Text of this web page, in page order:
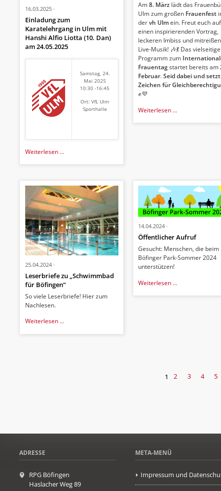
16.03.2025
Einladung zum
Karatelehrgang in Ulm mit
Hanshi Alfio Liotta (10. Dan)
am 24.05.2025
Samstag, 24.
Mai 2025
10:30 -16:45
Ort: VfL Ulm
Sporthalle
Weiterlesen …Einladung
Ulm
mit
Hanshi
Alfio
Liotta
(10.
Dan)
am
24.05.2025
Am8. März lädt das
Ulm zum großen Frauenfest
dervh Ulmein. Freut euch auf
einen inspirierenden Vortrag,
leckeren Imbiss und
Live-Musik! 🎶💃 Das vielseitige
Programm zum
Frauentagstartet bereits am
Februar.Seid dabei und
Zeichen für
✊💜
Weiterlesen …Internationaler
Frauenfest
25.04.2024
Leserbriefe zu „Schwimmbad
für Böfingen“
So viele Leserbriefe! Hier zum
Nachlesen.
Weiterlesen …Leserbriefe
14.04.2024
Öffentlicher Aufruf
Gesucht: Menschen, die beim
Böfinger Park-Sommer 2024
unterstützen!
Weiterlesen …Öffentlicher
1 2 3 4 5
ADRESSE
RPG Böfingen
Haslacher Weg 89
META-MENÜ
Impressum und